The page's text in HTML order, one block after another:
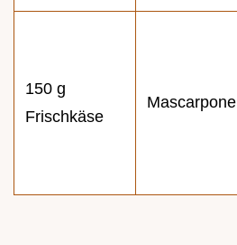
150 g
Frischkäse
Mascarpone